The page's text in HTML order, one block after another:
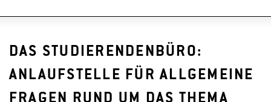
DAS STUDIERENDENBÜRO:
ANLAUFSTELLE FÜR ALLGEMEINE